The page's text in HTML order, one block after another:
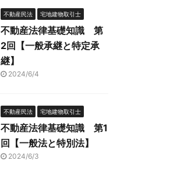
不動産民法 宅地建物取引士
不動産法律基礎知識 第
2回【一般承継と特定承
継】
2024/6/4
不動産民法 宅地建物取引士
不動産法律基礎知識 第1
回【一般法と特別法】
2024/6/3